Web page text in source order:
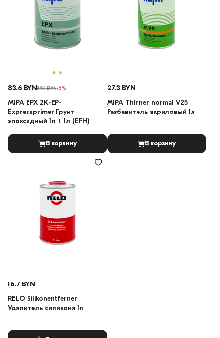
83.6 BYN89.1 BYN-6%
MIPA EPX 2K-EP-
Expressprimer Грунт
эпоксидный 1л + 1л (EPH)
В корзину
27.3 BYN
MIPA Thinner normal V25
Разбавитель акриловый 1л
В корзину
16.7 BYN
RELO Silikonentferner
Удалитель силикона 1л